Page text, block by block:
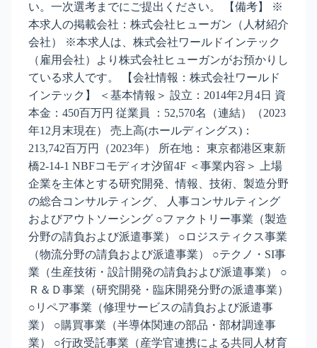
い。一次選考までにご提出ください。 【備考】 ※
本求人の掲載会社：株式会社ヒューガン（人材紹介
会社） ※本求人は、株式会社ワールドインテック
（雇用会社）より株式会社ヒューガンがお預かりし
ている求人です。 【会社情報：株式会社ワールド
インテック】 ＜基本情報＞ 設立：2014年2月4日 資
本金：450百万円 従業員 ：52,570名（連結）（2023
年12月末現在） 売上高(ホールディングス)：
213,742百万円（2023年） 所在地： 東京都港区東新
橋2-14-1 NBFコモディオ汐留4F ＜事業内容＞ 上場
企業を主体とする研究開発、情報、技術、製造分野
の総合コンサルティング、 人事コンサルティング
およびアウトソーシング ○ファクトリー事業（製造
分野の請負および派遣事業） ○ロジスティクス事業
（物流分野の請負および派遣事業） ○テクノ・SI事
業（生産技術・設計開発の請負および派遣事業） ○
Ｒ＆Ｄ事業（研究開発・臨床開発分野の派遣事業）
○リペア事業（修理サービスの請負および派遣事
業） ○購買事業（半導体関連の部品・部材調達事
業） ○行政受託事業（産学官連携による共同人材育